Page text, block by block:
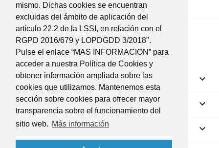
mismo. Dichas cookies se encuentran
excluidas del ámbito de aplicación del
artículo 22.2 de la LSSI, en relación con el
RGPD 2016/679 y LOPDGDD 3/2018".
Pulse el enlace “MAS INFORMACION” para
acceder a nuestra Política de Cookies y
obtener información ampliada sobre las
cookies que utilizamos. Mantenemos esta
sección sobre cookies para ofrecer mayor
transparencia sobre el funcionamiento del
sitio web. Más información
legalytérminos y condiciones.
TwitterInstagram
Productos 
Nuestra empresa 
Su cuenta 